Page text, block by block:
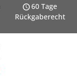
60 Tage
Rückgaberecht